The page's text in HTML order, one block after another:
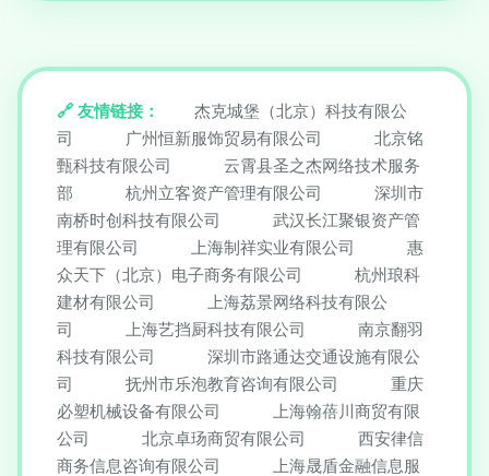
友情链接：
杰克城堡（北京）科技有限公
司
广州恒新服饰贸易有限公司
北京铭
甄科技有限公司
云霄县圣之杰网络技术服务
部
杭州立客资产管理有限公司
深圳市
南桥时创科技有限公司
武汉长江聚银资产管
理有限公司
上海制祥实业有限公司
惠
众天下（北京）电子商务有限公司
杭州琅科
建材有限公司
上海荔景网络科技有限公
司
上海艺挡厨科技有限公司
南京翻羽
科技有限公司
深圳市路通达交通设施有限公
司
抚州市乐泡教育咨询有限公司
重庆
必塑机械设备有限公司
上海翰蓓川商贸有限
公司
北京卓玚商贸有限公司
西安律信
商务信息咨询有限公司
上海晟盾金融信息服